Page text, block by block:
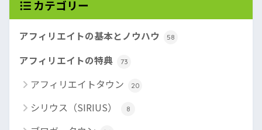
カテゴリー
アフィリエイトの基本とノウハウ 58
アフィリエイトの特典 73
アフィリエイトタウン 20
シリウス（SIRIUS） 8